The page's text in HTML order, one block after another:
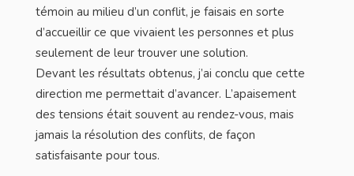
témoin au milieu d’un conflit, je faisais en sorte
d’accueillir ce que vivaient les personnes et plus
seulement de leur trouver une solution.
Devant les résultats obtenus, j’ai conclu que cette
direction me permettait d’avancer. L’apaisement
des tensions était souvent au rendez-vous, mais
jamais la résolution des conflits, de façon
satisfaisante pour tous.